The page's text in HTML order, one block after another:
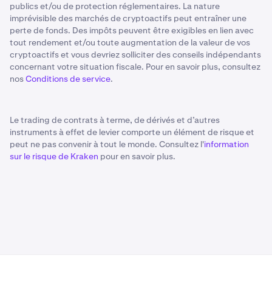
publics et/ou de protection réglementaires. La nature
imprévisible des marchés de cryptoactifs peut entraîner une
perte de fonds. Des impôts peuvent être exigibles en lien avec
tout rendement et/ou toute augmentation de la valeur de vos
cryptoactifs et vous devriez solliciter des conseils indépendants
concernant votre situation fiscale. Pour en savoir plus, consultez
nosConditions de service.
Le trading de contrats à terme, de dérivés et d’autres
instruments à effet de levier comporte un élément de risque et
peut ne pas convenir à tout le monde. Consultez l'information
sur le risque de Kraken pour en savoir plus.